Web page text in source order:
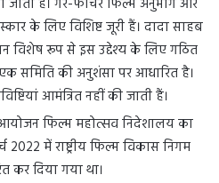
जाता है। गैर-फीचर फिल्म अनुभाग और
के लिए विशिष्ट जूरी हैं। दादा साहब
विशेष रूप से इस उद्देश्य के लिए गठित
समिति की अनुशंसा पर आधारित है।
आमंत्रित नहीं की जाती हैं।
फिल्म महोत्सव निदेशालय का
2022 में राष्ट्रीय फिल्म विकास निगम
कर दिया गया था।